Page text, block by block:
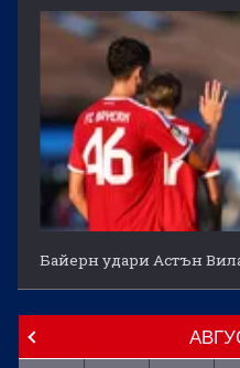
Байерн удари Астън